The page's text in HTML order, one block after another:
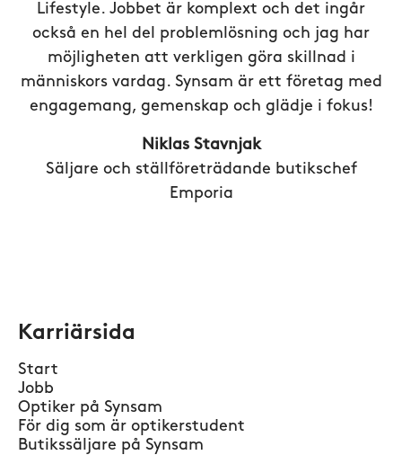
Lifestyle. Jobbet är komplext och det ingår
också en hel del problemlösning och jag har
möjligheten att verkligen göra skillnad i
människors vardag. Synsam är ett företag med
engagemang, gemenskap och glädje i fokus!
Niklas Stavnjak
Säljare och ställföreträdande butikschef
Emporia
Karriärsida
Start
Jobb
Optiker på Synsam
För dig som är optikerstudent
Butikssäljare på Synsam